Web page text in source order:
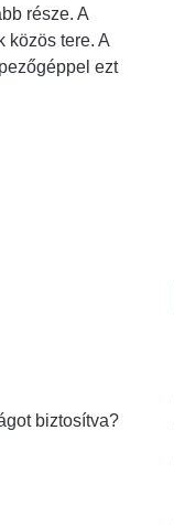
része. A
közös tere. A
ezt
biztosítva?